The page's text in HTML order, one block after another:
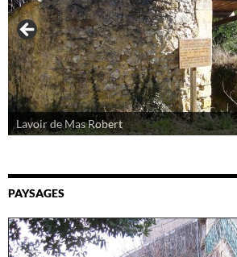
Lavoir de Mas Robert
PAYSAGES